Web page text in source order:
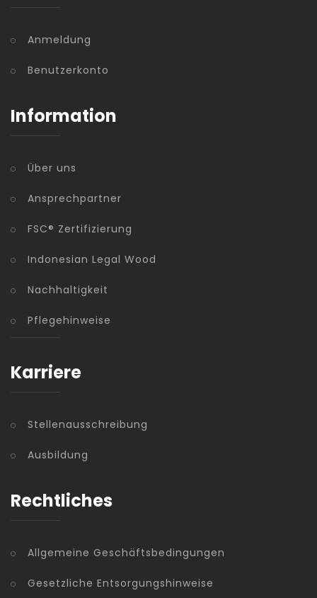
Anmeldung
Benutzerkonto
Information
Über uns
Ansprechpartner
FSC® Zertifizierung
Indonesian Legal Wood
Nachhaltigkeit
Pflegehinweise
Karriere
Stellenausschreibung
Ausbildung
Rechtliches
Allgemeine Geschäftsbedingungen
Gesetzliche Entsorgungshinweise